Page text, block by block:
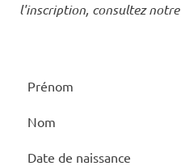
l'inscription, consultez notre
Prénom
Nom
Date de naissance